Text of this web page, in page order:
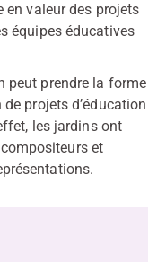
en valeur des projets
équipes éducatives
peut prendre la forme
projets d’éducation
les jardins ont
et